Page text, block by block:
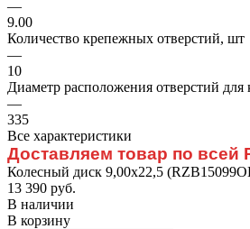
—
9.00
Количество крепежных отверстий, шт
—
10
Диаметр расположения отверстий
—
335
Все характеристики
Доставляем товар по всей
Колесный диск 9,00х22,5
13 390 руб.
В наличии
В корзину